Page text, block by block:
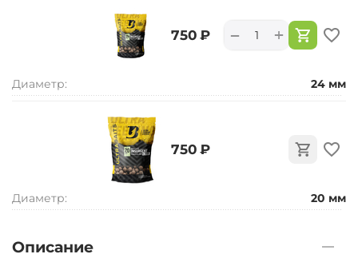
‍750‍ ₽ +
−
Диаметр: 24 мм
‍750‍ ₽
Диаметр: 20 мм
Описание